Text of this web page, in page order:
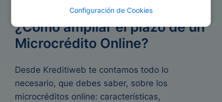
Configuración de Cookies
¿Cómo ampliar el plazo de un
Microcrédito Online?
Desde Kreditiweb te contamos todo lo
necesario, que debes saber, sobre los
microcréditos online: características,